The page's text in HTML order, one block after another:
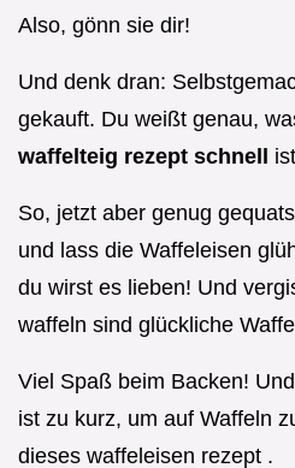
Also, gönn sie dir!
Und denk dran:
gekauft. Du weißt genau,
waffelteig rezept schnell
So, jetzt aber genug
und lass die Waffeleisen
du wirst es lieben! Und
waffeln sind glückliche
Viel Spaß beim Backen!
ist zu kurz, um auf Waffeln
dieses waffeleisen rezept .